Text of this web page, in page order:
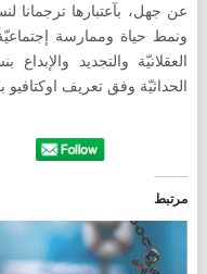
عن جهل، بآعتبارها
ونمط حياة وممارسة
العقلانيّة والتجديد
الحداثيّة وفق تعريف اوكتافيو
مرتبط